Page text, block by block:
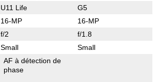
U11 Life G5
16-MP 16-MP
f/2 f/1.8
Small Small
AF à détection de
phase